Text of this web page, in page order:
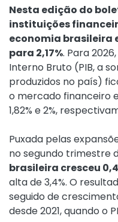
Nesta edição do
instituições
economia brasileira
para 2,17%. Para
Interno Bruto (PIB, a
produzidos no país)
o mercado financeiro
1,82% e 2%,
Puxada pelas
no segundo trimestre
brasileira cresceu
alta de 3,4%. O
seguido de
desde 2021, quando o